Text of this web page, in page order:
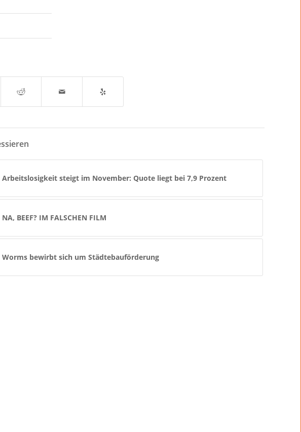
Arbeitslosigkeit steigt im November: Quote liegt bei 7,9 Prozent
NA, BEEF? IM FALSCHEN FILM
Worms bewirbt sich um Städtebauförderung